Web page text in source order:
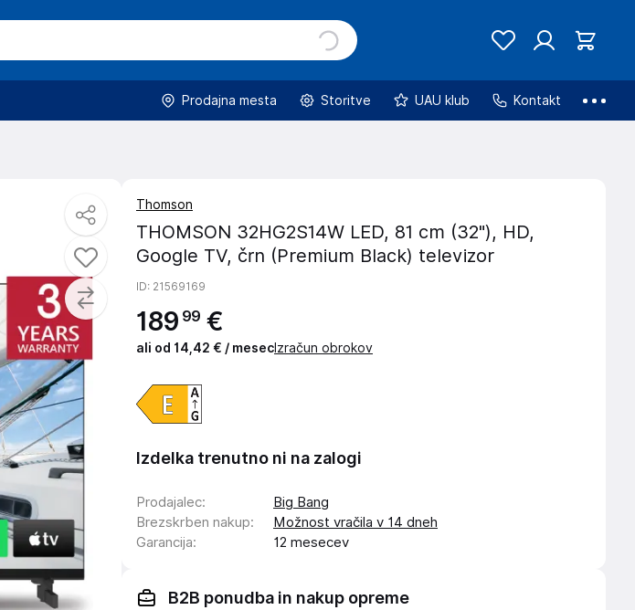
Prodajna mesta Storitve UAU klub Kontakt
Thomson
THOMSON 32HG2S14W LED, 81 cm (32"), HD,
Google TV, črn (Premium Black) televizor
ID: 21569169
189 99 €
ali od 14,42 € / mesec Izračun obrokov
Izdelka trenutno ni na zalogi
Prodajalec:
Big Bang
Brezskrben nakup:
Možnost vračila v 14 dneh
Garancija: 12 mesecev
B2B ponudba in nakup opreme